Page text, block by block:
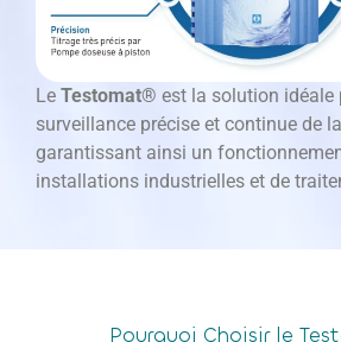
Le Testomat® est la solution idéale
surveillance précise et continue de
garantissant ainsi un
installations industrielles et de
Pourquoi Choisir le